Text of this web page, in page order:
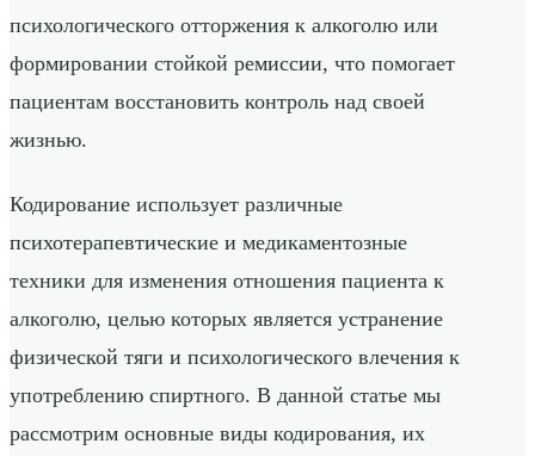
психологического отторжения к алкоголю или
формировании стойкой ремиссии, что помогает
пациентам восстановить контроль над своей
жизнью.
Кодирование использует различные
психотерапевтические и медикаментозные
техники для изменения отношения пациента к
алкоголю, целью которых является устранение
физической тяги и психологического влечения к
употреблению спиртного. В данной статье мы
рассмотрим основные виды кодирования, их